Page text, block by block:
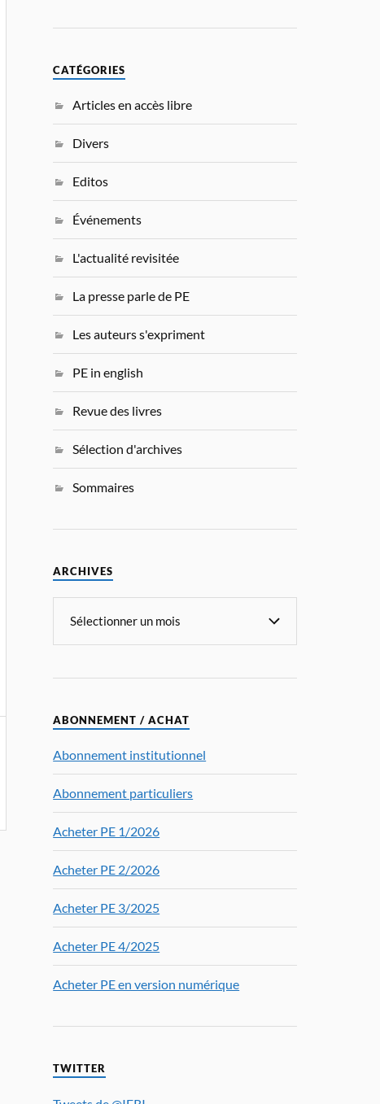
CATÉGORIES
Articles en accès libre
Divers
Editos
Événements
L'actualité revisitée
La presse parle de PE
Les auteurs s'expriment
PE in english
Revue des livres
Sélection d'archives
Sommaires
ARCHIVES
ABONNEMENT / ACHAT
Abonnement institutionnel
Abonnement particuliers
Acheter PE 1/2026
Acheter PE 2/2026
Acheter PE 3/2025
Acheter PE 4/2025
Acheter PE en version numérique
TWITTER